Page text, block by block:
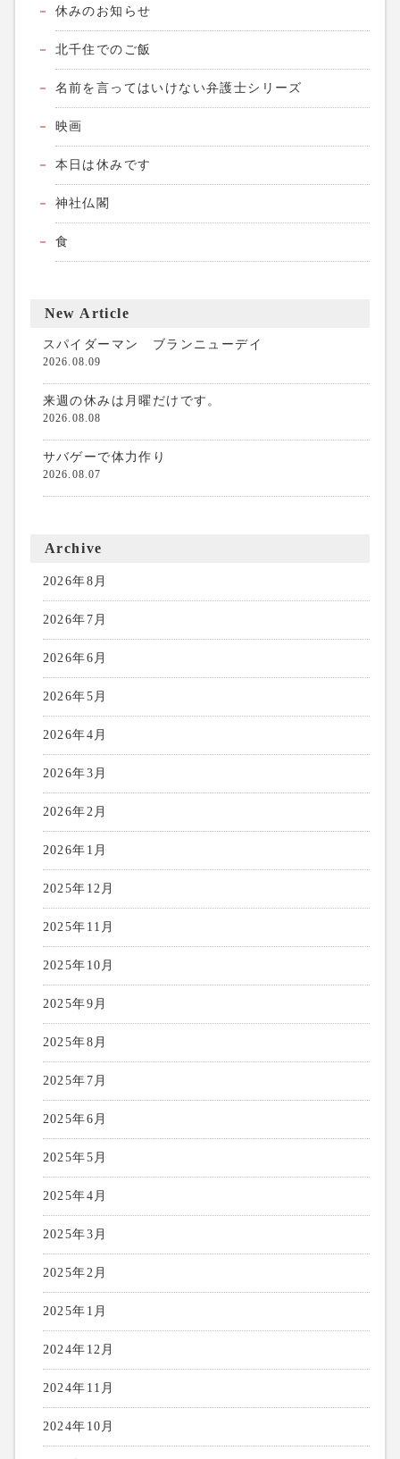
休みのお知らせ
北千住でのご飯
名前を言ってはいけない弁護士シリーズ
映画
本日は休みです
神社仏閣
食
New Article
スパイダーマン ブランニューデイ
2026.08.09
来週の休みは月曜だけです。
2026.08.08
サバゲーで体力作り
2026.08.07
Archive
2026年8月
2026年7月
2026年6月
2026年5月
2026年4月
2026年3月
2026年2月
2026年1月
2025年12月
2025年11月
2025年10月
2025年9月
2025年8月
2025年7月
2025年6月
2025年5月
2025年4月
2025年3月
2025年2月
2025年1月
2024年12月
2024年11月
2024年10月